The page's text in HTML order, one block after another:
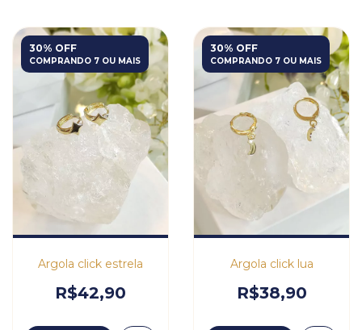
30% OFF
COMPRANDO 7 OU MAIS
Argola click estrela
R$42,90
30% OFF
COMPRANDO 7 OU MAIS
Argola click lua
R$38,90